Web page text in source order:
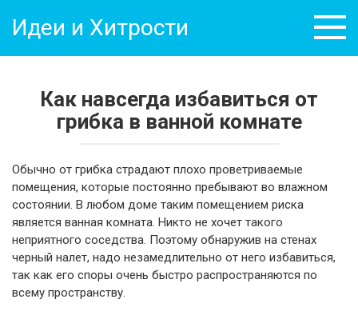
контенту
Идеи и Хитрости
Как навсегда избавиться от
грибка в ванной комнате
Обычно от грибка страдают плохо проветриваемые
помещения, которые постоянно пребывают во влажном
состоянии. В любом доме таким помещением риска
является ванная комната. Никто не хочет такого
неприятного соседства. Поэтому обнаружив на стенах
черный налет, надо незамедлительно от него избавиться,
так как его споры очень быстро распространяются по
всему пространству.